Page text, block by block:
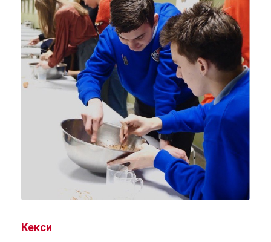
Кекси